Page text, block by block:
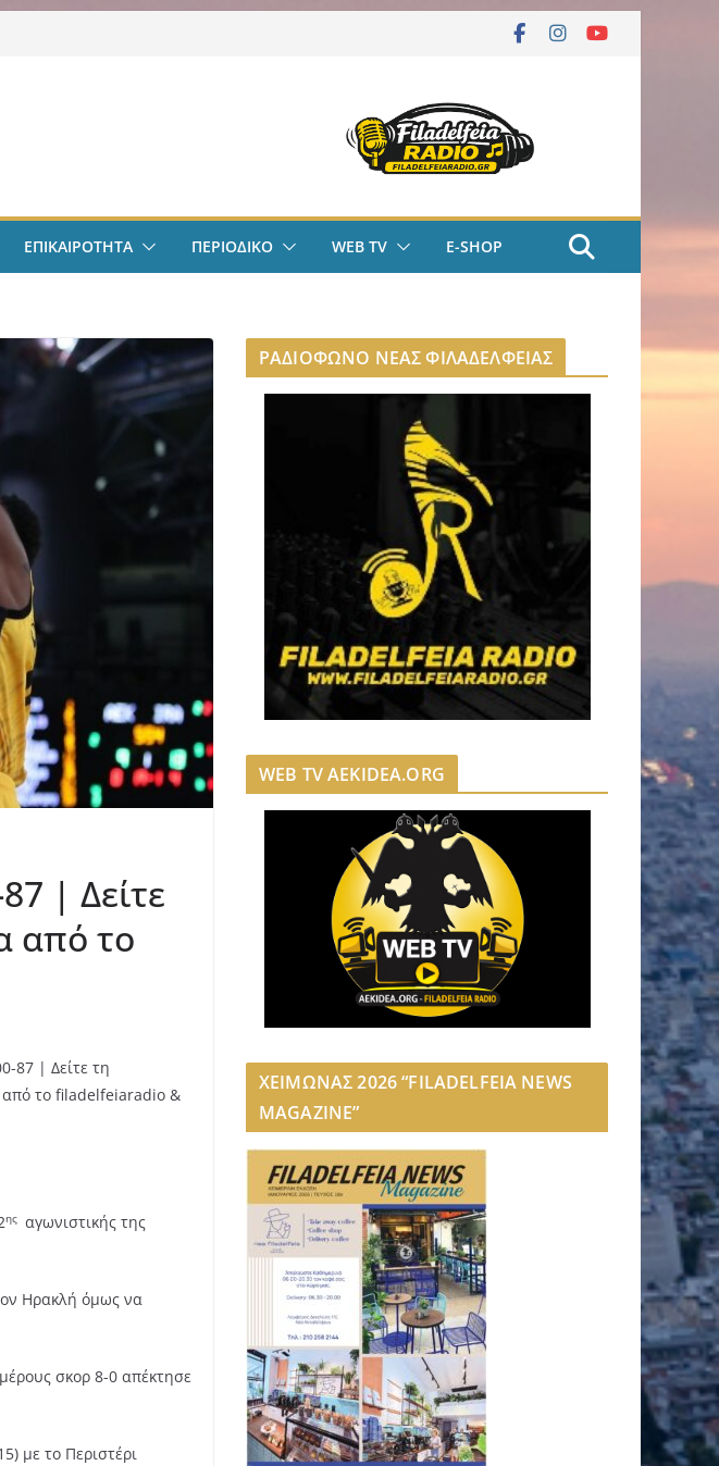
ΕΠΙΚΑΙΡΟΤΗΤΑ ΠΕΡΙΟΔΙΚΟ WEB TV E-SHOP
| Δείτε
από το
87 | Δείτε τη
από το filadelfeiaradio &
ης αγωνιστικής της
Ηρακλή όμως να
σκορ 8-0 απέκτησε
με το Περιστέρι
ΡΑΔΙΟΦΩΝΟ ΝΕΑΣ ΦΙΛΑΔΕΛΦΕΙΑΣ
WEB TV AEKIDEA.ORG
ΧΕΙΜΩΝΑΣ 2026 “FILADELFEIA NEWS
MAGAZINE”